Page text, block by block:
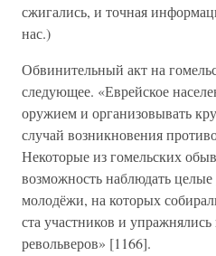
сжигались, и точная
нас.)
Обвинительный акт на
следующее. «Еврейское
оружием и организовывать
случай возникновения
Некоторые из гомельских
возможность наблюдать целые
молодёжи, на которых
ста участников и упражнялись
револьверов» [1166].